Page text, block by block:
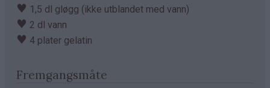
♥ 1,5 dl gløgg (ikke utblandet med vann)
♥ 2 dl vann
♥ 4 plater gelatin
Fremgangsmåte